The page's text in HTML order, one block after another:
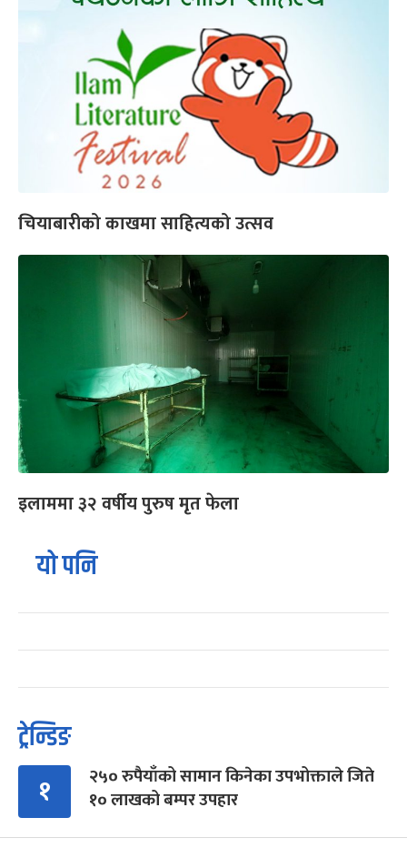
चियाबारीको काखमा साहित्यको उत्सव
इलाममा ३२ वर्षीय पुरुष मृत फेला
यो पनि
ट्रेन्डिङ
१
२५० रुपैयाँको सामान किनेका उपभोक्ताले जिते
१० लाखको बम्पर उपहार